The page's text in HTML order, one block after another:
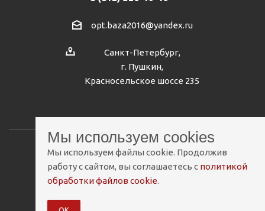
opt.baza2016@yandex.ru
Санкт-Петербург,
г. Пушкин,
Красносельское шоссе 235
2026 © Мебельная База
Мы используем cookies
Мы используем файлы cookie. Продолжив
работу с сайтом, вы соглашаетесь с политикой
обработки файлов cookie.